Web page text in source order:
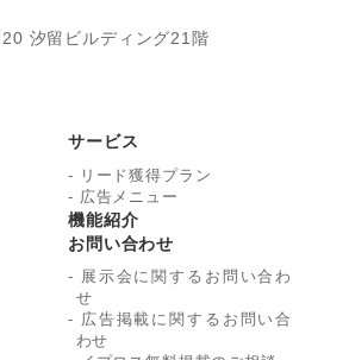
汐留ビルディング21階
サービス
- リード獲得プラン
- 広告メニュー
機能紹介
お問い合わせ
- 展示会に関するお問い合わ
せ
- 広告掲載に関するお問い合
わせ